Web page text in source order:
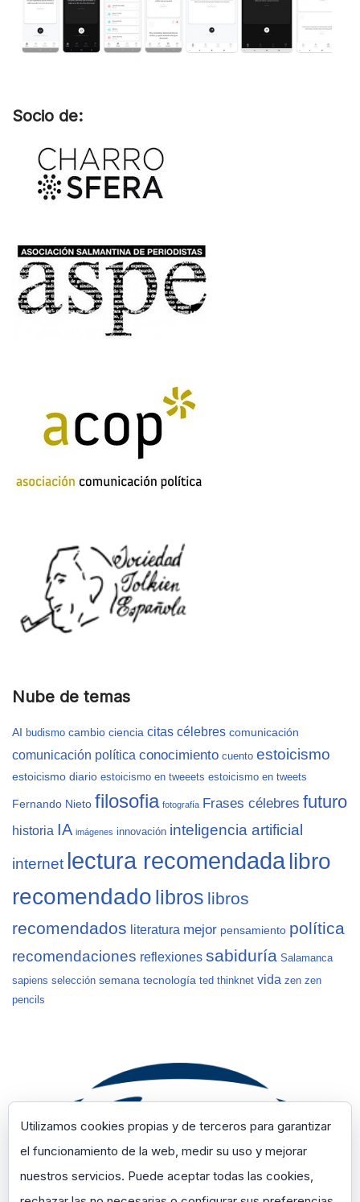
Socio de:
Nube de temas
AI budismo cambio ciencia citas célebres comunicación
comunicación política conocimiento cuento estoicismo
estoicismo diario estoicismo en tweeets estoicismo en tweets
Fernando Nieto filosofia fotografía Frases célebres futuro
historia IA imágenes innovación inteligencia artificial
internet lectura recomendadalibro
recomendado libros libros
recomendados literatura mejor pensamiento política
recomendaciones reflexiones sabiduría Salamanca
sapiens selección semana tecnología ted thinknet vida zen zen
pencils
Utilizamos cookies propias y de terceros para garantizar
el funcionamiento de la web, medir su uso y mejorar
nuestros servicios. Puede aceptar todas las cookies,